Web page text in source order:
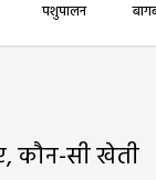
पशुपालन
कौन-सी खेती